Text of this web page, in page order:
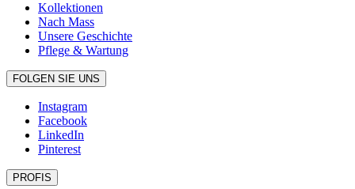
Kollektionen
Nach Mass
Unsere Geschichte
Pflege & Wartung
FOLGEN SIE UNS
Instagram
Facebook
LinkedIn
Pinterest
PROFIS